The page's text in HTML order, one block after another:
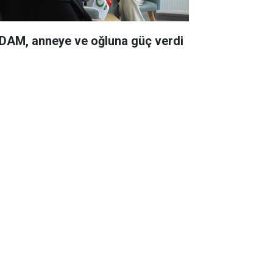
anneye ve oğluna güç verdi